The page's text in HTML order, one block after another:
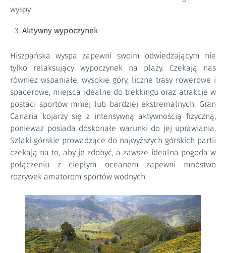
wyspy.
Aktywny wypoczynek
Hiszpańska wyspa zapewni swoim odwiedzającym nie
tylko relaksujący wypoczynek na plaży. Czekają nas
również wspaniałe, wysokie góry, liczne trasy rowerowe i
spacerowe, miejsca idealne do trekkingu oraz atrakcje w
postaci sportów mniej lub bardziej ekstremalnych. Gran
Canaria kojarzy się z intensywną aktywnością fizyczną,
ponieważ posiada doskonałe warunki do jej uprawiania.
Szlaki górskie prowadzące do najwyższych górskich partii
czekają na to, aby je zdobyć, a zawsze idealna pogoda w
połączeniu z ciepłym oceanem zapewni mnóstwo
rozrywek amatorom sportów wodnych.